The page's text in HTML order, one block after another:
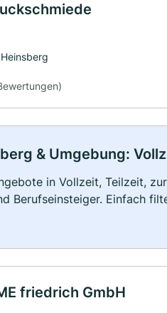
& Umgebung:
in Vollzeit, Teilzeit,
Berufseinsteiger. Einfach
friedrich GmbH